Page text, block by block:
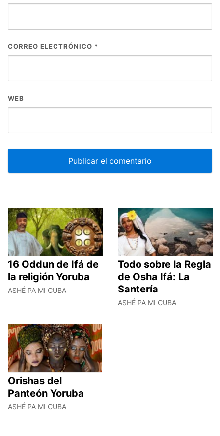
CORREO ELECTRÓNICO *
WEB
16 Oddun de Ifá de
la religión Yoruba
ASHÉ PA MI CUBA
Todo sobre la Regla
de Osha Ifá: La
Santería
ASHÉ PA MI CUBA
Orishas del
Panteón Yoruba
ASHÉ PA MI CUBA